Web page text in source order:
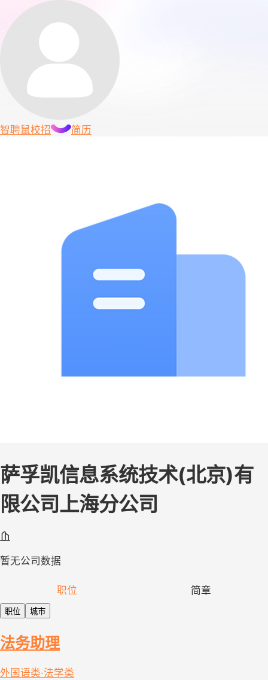
智聘鼠校招 简历
萨孚凯信息系统技术(北京)有
限公司上海分公司
暂无公司数据
职位 简章
职位 城市
法务助理
外国语类·法学类